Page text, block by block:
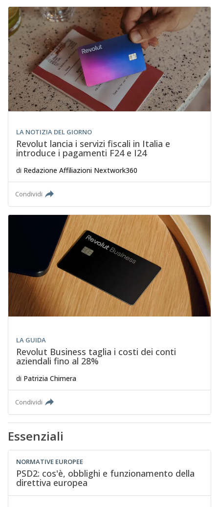
LA NOTIZIA DEL GIORNO
Revolut lancia i servizi fiscali in Italia e
introduce i pagamenti F24 e I24
di Redazione Affiliazioni Nextwork360
Condividi
LA GUIDA
Revolut Business taglia i costi dei conti
aziendali fino al 28%
di Patrizia Chimera
Condividi
Essenziali
NORMATIVE EUROPEE
PSD2: cos'è, obblighi e funzionamento della
direttiva europea